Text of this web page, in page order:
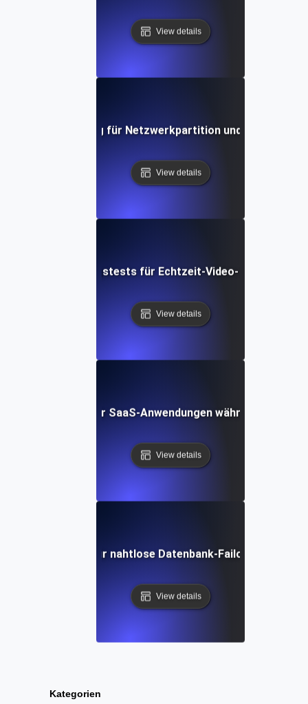
Kategorien
View details
Recovery Testing für Netzwerkpartition und Verlust der
View details
Wiederherstellungstests für Echtzeit-Video- und
View details
Testing für SaaS-Anwendungen während
View details
Recovery-Tests für nahtlose Datenbank-Failover und -
View details